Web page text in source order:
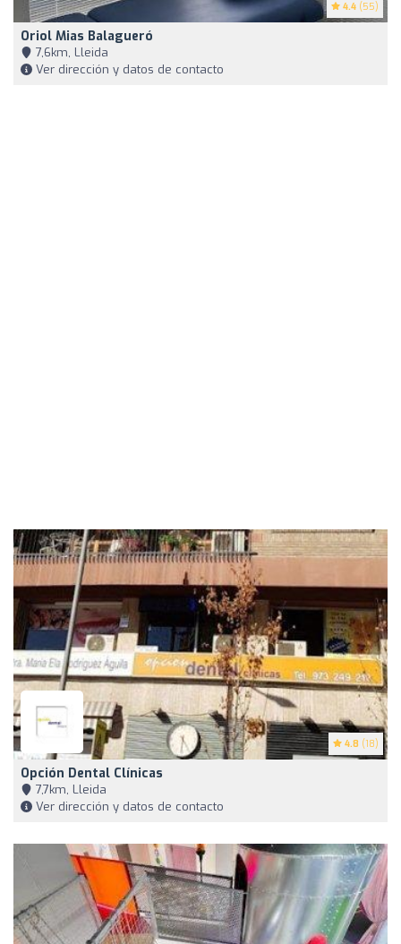
4.4 (55)
Oriol Mias Balagueró
7,6km, Lleida
Ver dirección y datos de contacto
4.8 (18)
Opción Dental Clínicas
7,7km, Lleida
Ver dirección y datos de contacto